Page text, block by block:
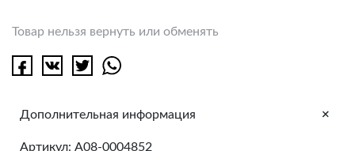
Товар нельзя вернуть или обменять
Дополнительная информация +
Артикул: A08-0004852